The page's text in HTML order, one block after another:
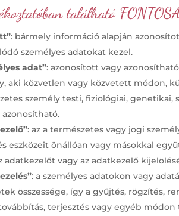
található
: bármely információ alapján
személyes adatokat kezel.
adat”: azonosított vagy
aki közvetlen vagy közvetett módon,
személy testi, fiziológiai, genetikai,
azonosítható.
: az a természetes vagy jogi
eszközeit önállóan vagy másokkal
adatkezelőt vagy az adatkezelő
: a személyes adatokon vagy
összessége, így a gyűjtés, rögzítés,
terjesztés vagy egyéb